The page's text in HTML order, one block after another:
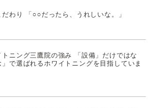
わり 「○○だったら、うれしいな。」
トニング三鷹院の強み 「設備」だけではな
で選ばれるホワイトニングを目指していま